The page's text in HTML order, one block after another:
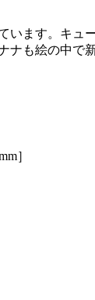
います。キュ
ナも絵の中で
］